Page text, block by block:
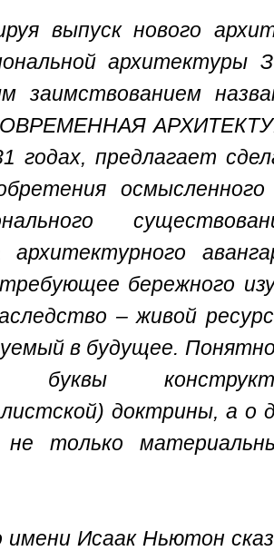
выпуск нового
заимствованием
годах, предлагает
архитектурного
бережного
– живой
в будущее.
буквы
доктрины, а о
не только
имени Исаак Ньютон